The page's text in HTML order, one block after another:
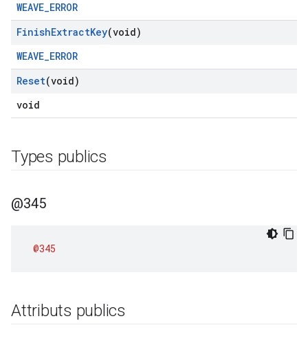
WEAVE_ERROR
FinishExtractKey(void)
WEAVE_ERROR
Reset(void)
void
Types publics
@345
@345
Attributs publics